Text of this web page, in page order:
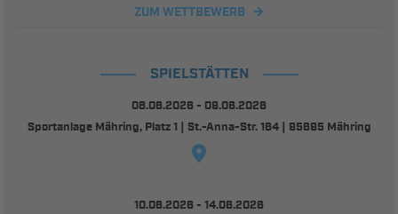
ZUM WETTBEWERB
SPIELSTÄTTEN
08.06.2026 - 09.06.2026
Sportanlage Mähring, Platz 1 | St.-Anna-Str. 164 | 95695 Mähring
10.06.2026 - 14.06.2026